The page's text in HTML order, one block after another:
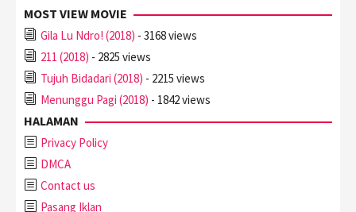
MOST VIEW MOVIE
Gila Lu Ndro! (2018) - 3168 views
211 (2018) - 2825 views
Tujuh Bidadari (2018) - 2215 views
Menunggu Pagi (2018) - 1842 views
HALAMAN
Privacy Policy
DMCA
Contact us
Pasang Iklan